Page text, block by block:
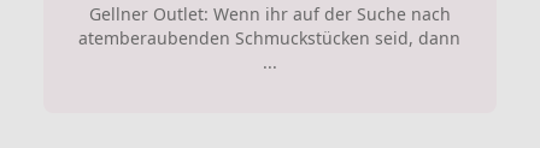
Gellner Outlet: Wenn ihr auf der Suche nach
atemberaubenden Schmuckstücken seid, dann
...